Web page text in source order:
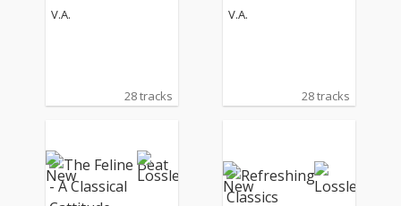
V.A.
28 tracks
V.A.
28 tracks